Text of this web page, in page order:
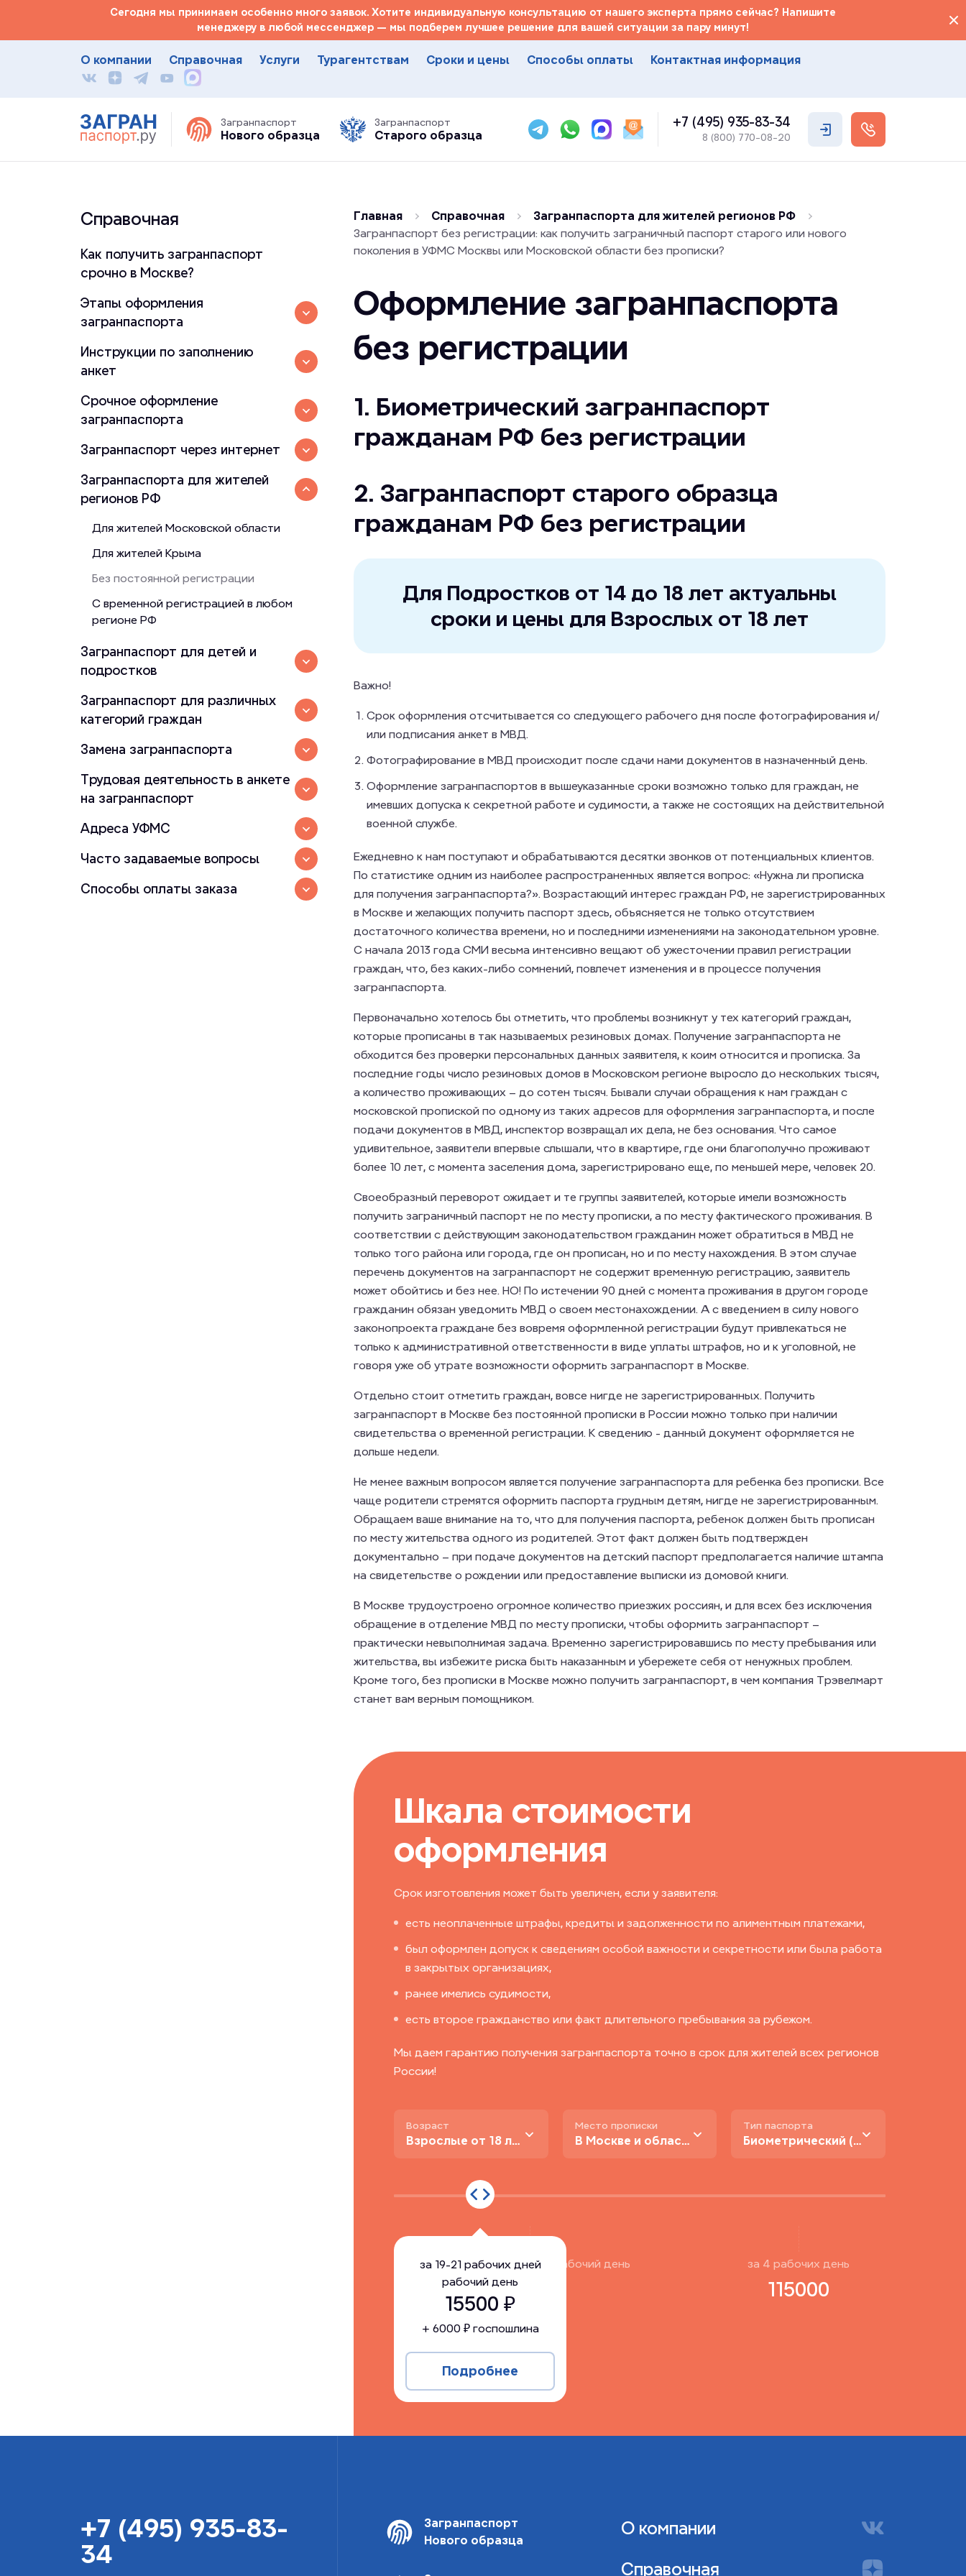
Сегодня мы принимаем особенно много заявок. Хотите индивидуальную консультацию от нашего эксперта прямо сейчас? Напишите
менеджеру в любой мессенджер — мы подберем лучшее решение для вашей ситуации за пару минут!
О компании Справочная Услуги Турагентствам Сроки и цены Способы оплаты Контактная информация
Загранпаспорт
Нового образца
Загранпаспорт
Старого образца
+7 (495) 935-83-34
8 (800) 770-08-20
Справочная
Как получить загранпаспорт
срочно в Москве?
Этапы оформления
загранпаспорта
Инструкции по заполнению
анкет
Срочное оформление
загранпаспорта
Загранпаспорт через интернет
Загранпаспорта для жителей
регионов РФ
Для жителей Московской области
Для жителей Крыма
Без постоянной регистрации
C временной регистрацией в любом
регионе РФ
Загранпаспорт для детей и
подростков
Загранпаспорт для различных
категорий граждан
Замена загранпаспорта
Трудовая деятельность в анкете
на загранпаспорт
Адреса УФМС
Часто задаваемые вопросы
Способы оплаты заказа
Главная Справочная
Загранпаспорта для жителей регионов РФ
Загранпаспорт без регистрации: как получить заграничный паспорт старого или нового
поколения в УФМС Москвы или Московской области без прописки?
Оформление загранпаспорта
без регистрации
1. Биометрический загранпаспорт
гражданам РФ без регистрации
2. Загранпаспорт старого образца
гражданам РФ без регистрации
Для Подростков от 14 до 18 лет актуальны
сроки и цены для Взрослых от 18 лет
Важно!
Срок оформления отсчитывается со следующего рабочего дня после фотографирования и/
или подписания анкет в МВД.
Фотографирование в МВД происходит после сдачи нами документов в назначенный день.
Оформление загранпаспортов в вышеуказанные сроки возможно только для граждан, не
имевших допуска к секретной работе и судимости, а также не состоящих на действительной
военной службе.
Ежедневно к нам поступают и обрабатываются десятки звонков от потенциальных клиентов.
По статистике одним из наиболее распространенных является вопрос: «Нужна ли прописка
для получения загранпаспорта?». Возрастающий интерес граждан РФ, не зарегистрированных
в Москве и желающих получить паспорт здесь, объясняется не только отсутствием
достаточного количества времени, но и последними изменениями на законодательном уровне.
С начала 2013 года СМИ весьма интенсивно вещают об ужесточении правил регистрации
граждан, что, без каких-либо сомнений, повлечет изменения и в процессе получения
загранпаспорта.
Первоначально хотелось бы отметить, что проблемы возникнут у тех категорий граждан,
которые прописаны в так называемых резиновых домах. Получение загранпаспорта не
обходится без проверки персональных данных заявителя, к коим относится и прописка. За
последние годы число резиновых домов в Московском регионе выросло до нескольких тысяч,
а количество проживающих – до сотен тысяч. Бывали случаи обращения к нам граждан с
московской пропиской по одному из таких адресов для оформления загранпаспорта, и после
подачи документов в МВД, инспектор возвращал их дела, не без основания. Что самое
удивительное, заявители впервые слышали, что в квартире, где они благополучно проживают
более 10 лет, с момента заселения дома, зарегистрировано еще, по меньшей мере, человек 20.
Своеобразный переворот ожидает и те группы заявителей, которые имели возможность
получить заграничный паспорт не по месту прописки, а по месту фактического проживания. В
соответствии с действующим законодательством гражданин может обратиться в МВД не
только того района или города, где он прописан, но и по месту нахождения. В этом случае
перечень документов на загранпаспорт не содержит временную регистрацию, заявитель
может обойтись и без нее. НО! По истечении 90 дней с момента проживания в другом городе
гражданин обязан уведомить МВД о своем местонахождении. А с введением в силу нового
законопроекта граждане без вовремя оформленной регистрации будут привлекаться не
только к административной ответственности в виде уплаты штрафов, но и к уголовной, не
говоря уже об утрате возможности оформить загранпаспорт в Москве.
Отдельно стоит отметить граждан, вовсе нигде не зарегистрированных. Получить
загранпаспорт в Москве без постоянной прописки в России можно только при наличии
свидетельства о временной регистрации. К сведению - данный документ оформляется не
дольше недели.
Не менее важным вопросом является получение загранпаспорта для ребенка без прописки. Все
чаще родители стремятся оформить паспорта грудным детям, нигде не зарегистрированным.
Обращаем ваше внимание на то, что для получения паспорта, ребенок должен быть прописан
по месту жительства одного из родителей. Этот факт должен быть подтвержден
документально – при подаче документов на детский паспорт предполагается наличие штампа
на свидетельстве о рождении или предоставление выписки из домовой книги.
В Москве трудоустроено огромное количество приезжих россиян, и для всех без исключения
обращение в отделение МВД по месту прописки, чтобы оформить загранпаспорт –
практически невыполнимая задача. Временно зарегистрировавшись по месту пребывания или
жительства, вы избежите риска быть наказанным и убережете себя от ненужных проблем.
Кроме того, без прописки в Москве можно получить загранпаспорт, в чем компания Трэвелмарт
станет вам верным помощником.
Шкала стоимости
оформления
Срок изготовления может быть увеличен, если у заявителя:
есть неоплаченные штрафы, кредиты и задолженности по алиментным платежами,
был оформлен допуск к сведениям особой важности и секретности или была работа
в закрытых организациях,
ранее имелись судимости,
есть второе гражданство или факт длительного пребывания за рубежом.
Мы даем гарантию получения загранпаспорта точно в срок для жителей всех регионов
России!
Возраст
Взрослые от 18 лет
Место прописки
В Москве и области
Тип паспорта
Биометрический (нового образца)
за19-21 рабочих дней рабочий день
15500
за 4 рабочиx день
115000
за 19-21 рабочих дней
рабочий день
15500 ₽
+ 6000₽ госпошлина
Подробнее
+7 (495) 935-83-
34
Загранпаспорт
Нового образца
О компании
Справочная